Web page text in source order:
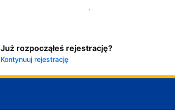
Zacznij już teraz
Już rozpocząłeś rejestrację?
Kontynuuj rejestrację